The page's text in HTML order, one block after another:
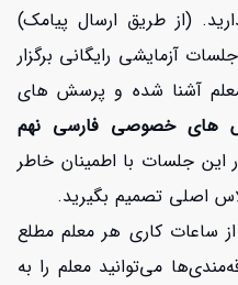
(از طریق ارسال پیامک)
آزمایشی رایگانی برگزار
معلم آشنا شده و پرسش های
های خصوصی فارسی نهم
جلسات با اطمینان خاطر
اصلی تصمیم بگیرید.
ساعات کاری هر معلم مطلع
می‌توانید معلم را به